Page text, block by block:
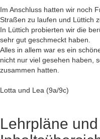
Im Anschluss hatten wir noch
Straßen zu laufen und Lüttich
In Lüttich probierten wir die
sehr gut geschmeckt haben.
Alles in allem war es ein
nicht nur viel gesehen haben,
zusammen hatten.
Lotta und Lea (9a/9c)
Lehrpläne und